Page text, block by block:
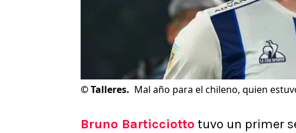
©Talleres. Mal año para el chileno, quien
Bruno Barticciotto tuvo un primer